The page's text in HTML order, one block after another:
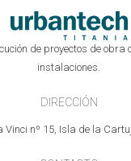
de proyectos de obra
instalaciones.
DIRECCIÓN
Vinci nº 15, Isla de la